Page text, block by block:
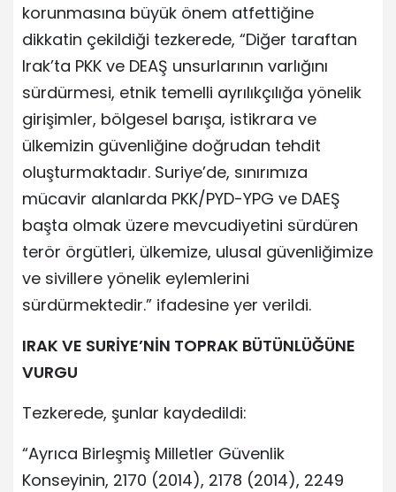
korunmasına büyük önem atfettiğine
dikkatin çekildiği tezkerede, “Diğer taraftan
Irak’ta PKK ve DEAŞ unsurlarının varlığını
sürdürmesi, etnik temelli ayrılıkçılığa yönelik
girişimler, bölgesel barışa, istikrara ve
ülkemizin güvenliğine doğrudan tehdit
oluşturmaktadır. Suriye’de, sınırımıza
mücavir alanlarda PKK/PYD-YPG ve DAEŞ
başta olmak üzere mevcudiyetini sürdüren
terör örgütleri, ülkemize, ulusal güvenliğimize
ve sivillere yönelik eylemlerini
sürdürmektedir.” ifadesine yer verildi.
IRAK VE SURİYE’NİN TOPRAK BÜTÜNLÜĞÜNE
VURGU
Tezkerede, şunlar kaydedildi:
“Ayrıca Birleşmiş Milletler Güvenlik
Konseyinin, 2170 (2014), 2178 (2014), 2249